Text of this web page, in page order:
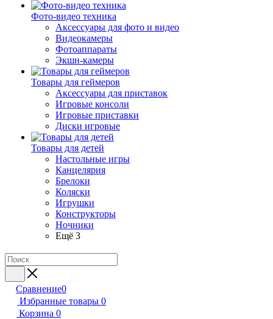
Фото-видео техника
Аксессуары для фото и видео
Видеокамеры
Фотоаппараты
Экшн-камеры
Товары для геймеров
Аксессуары для приставок
Игровые консоли
Игровые приставки
Диски игровые
Товары для детей
Настольные игры
Канцелярия
Брелоки
Коляски
Игрушки
Конструкторы
Ночники
Ещё 3
Сравнение0
Избранные товары 0
Корзина 0